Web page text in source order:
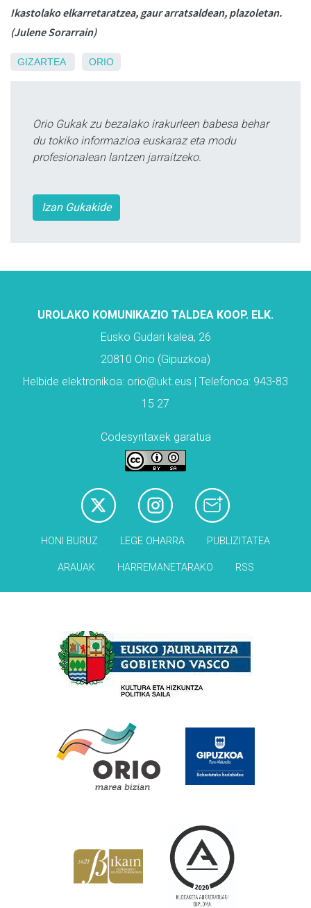
Ikastolako elkarretaratzea, gaur arratsaldean, plazoletan.
(Julene Sorarrain)
GIZARTEA ORIO
Orio Gukak zu bezalako irakurleen babesa behar
du tokiko informazioa euskaraz eta modu
profesionalean lantzen jarraitzeko.
Izan Gukakide
UROLAKO KOMUNIKAZIO TALDEA KOOP. ELK.
Eusko Gudari kalea, 26
20810 Orio (Gipuzkoa)
Helbide elektronikoa: orio@ukt.eus | Telefonoa: 943-83
15 27
Codesyntaxek garatua
HONI BURUZ LEGE OHARRA PUBLIZITATEA
ARAUAK HARREMANETARAKO RSS